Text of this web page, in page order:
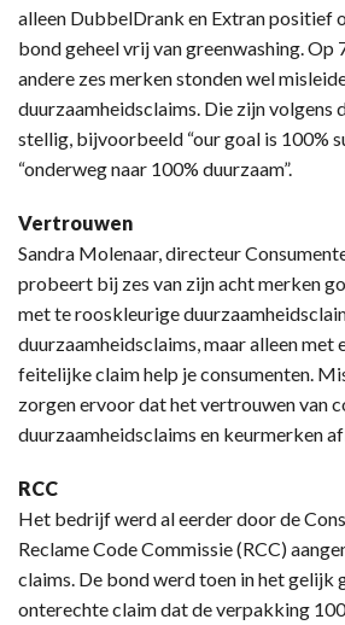
alleen DubbelDrank en Extran positief
bond geheel vrij van greenwashing. Op
andere zes merken stonden wel
duurzaamheidsclaims. Die zijn volgens
stellig, bijvoorbeeld “our goal is 100%
“onderweg naar 100% duurzaam”.
Vertrouwen
Sandra Molenaar, directeur
probeert bij zes van zijn acht merken
met te rooskleurige
duurzaamheidsclaims, maar alleen met
feitelijke claim help je consumenten.
zorgen ervoor dat het vertrouwen van
duurzaamheidsclaims en keurmerken
RCC
Het bedrijf werd al eerder door de
Reclame Code Commissie (RCC)
claims. De bond werd toen in het gelijk
onterechte claim dat de verpakking